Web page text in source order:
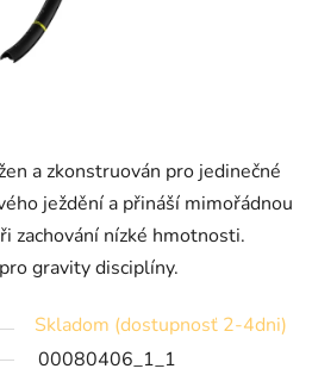
a zkonstruován pro jedinečné
ježdění a přináší mimořádnou
zachování nízké hmotnosti.
gravity disciplíny.
Skladom (dostupnosť 2-4dni)
00080406_1_1